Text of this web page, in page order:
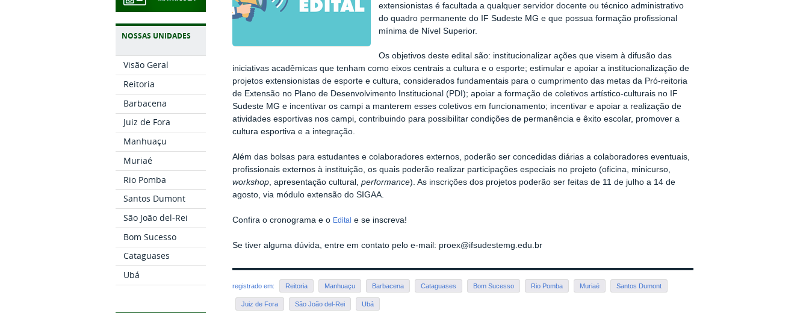
NOSSAS UNIDADES
Visão Geral
Reitoria
Barbacena
Juiz de Fora
Manhuaçu
Muriaé
Rio Pomba
Santos Dumont
São João del-Rei
Bom Sucesso
Cataguases
Ubá
extensionistas é facultada a qualquer servidor docente ou técnico administrativo
do quadro permanente do IF Sudeste MG e que possua formação profissional
mínima de Nível Superior.
Os objetivos deste edital são: institucionalizar ações que visem à difusão das
iniciativas acadêmicas que tenham como eixos centrais a cultura e o esporte; estimular e apoiar a institucionalização de
projetos extensionistas de esporte e cultura, considerados fundamentais para o cumprimento das metas da Pró-reitoria
de Extensão no Plano de Desenvolvimento Institucional (PDI); apoiar a formação de coletivos artístico-culturais no IF
Sudeste MG e incentivar os campi a manterem esses coletivos em funcionamento; incentivar e apoiar a realização de
atividades esportivas nos campi, contribuindo para possibilitar condições de permanência e êxito escolar, promover a
cultura esportiva e a integração.
Além das bolsas para estudantes e colaboradores externos, poderão ser concedidas diárias a colaboradores eventuais,
profissionais externos à instituição, os quais poderão realizar participações especiais no projeto (oficina, minicurso,
workshop, apresentação cultural,performance). As inscrições dos projetos poderão ser feitas de 11 de julho a 14 de
agosto, via módulo extensão do SIGAA.
Confira o cronograma e o Edital e se inscreva!
Se tiver alguma dúvida, entre em contato pelo e-mail: proex@ifsudestemg.edu.br
registrado em: Reitoria Manhuaçu Barbacena Cataguases Bom Sucesso Rio Pomba Muriaé Santos Dumont
Juiz de Fora São João del-Rei Ubá